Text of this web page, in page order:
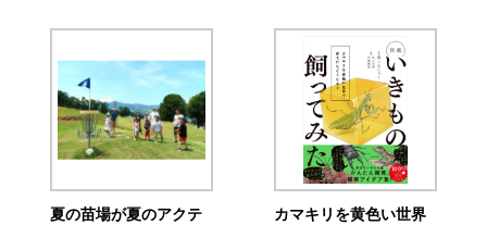
夏の苗場が夏のアクテ
カマキリを黄色い世界